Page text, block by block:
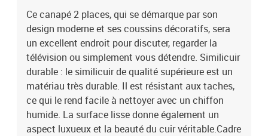
oreillers décoratifs peuvent ajouter un confort supplémentaire
lorsque vous êtes assis ou allongé.Couleur : rouge
bordeauxCanapé à 2 places :Matière : Similicuir (75 %
polychlorure de vinyle, 20 % polyester, 5 % coton), métal,
textilèneMatériau de remplissage : mousseDimensions totales :
138 x 77 x 80 cm (l x P x H)Largeur du siège : 120 cmProfondeur du
siège : 50 cmHauteur du siège à partir du sol : 41 cmHauteur des
accoudoirs à partir du sol : 56,5 cmCapacité de charge maximale
(par siège) : 110 kgOreiller décoratif :Matériau : similicuir (75 %
polychlorure de vinyle, 20 % polyester, 5 % coton)Matériau de
Ce canapé 2 places, qui se démarque par son
design moderne et ses coussins décoratifs, sera
un excellent endroit pour discuter, regarder la
télévision ou simplement vous détendre. Similicuir
durable : le similicuir de qualité supérieure est un
matériau très durable. Il est résistant aux taches,
ce qui le rend facile à nettoyer avec un chiffon
humide. La surface lisse donne également un
aspect luxueux et la beauté du cuir véritable.Cadre